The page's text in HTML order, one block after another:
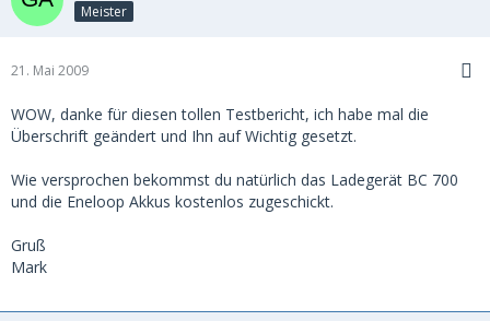
Meister
21. Mai 2009
WOW, danke für diesen tollen Testbericht, ich habe mal die
Überschrift geändert und Ihn auf Wichtig gesetzt.
Wie versprochen bekommst du natürlich das Ladegerät BC 700
und die Eneloop Akkus kostenlos zugeschickt.
Gruß
Mark